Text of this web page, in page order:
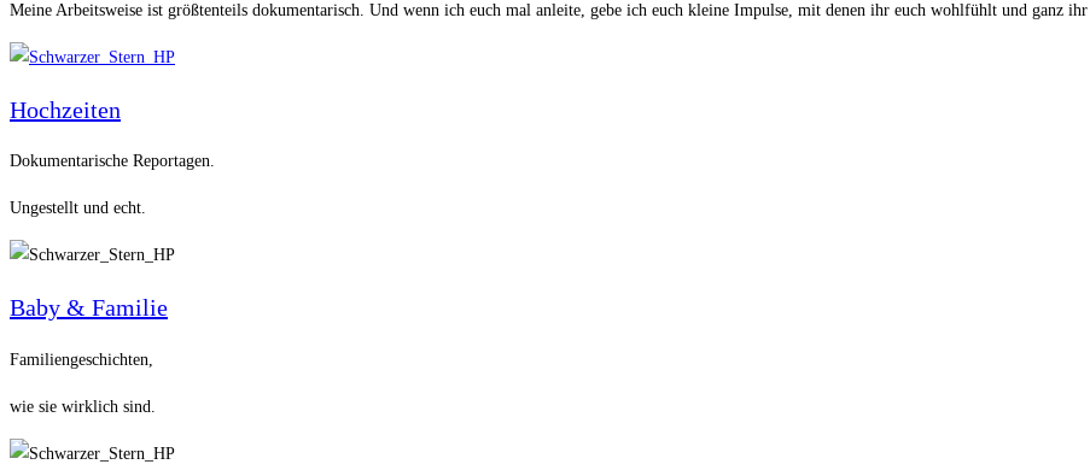
Meine Arbeitsweise ist größtenteils dokumentarisch. Und wenn ich euch mal anleite, gebe ich euch kleine Impulse, mit denen ihr euch wohlfühlt und ganz ihr
Hochzeiten
Dokumentarische Reportagen.
Ungestellt und echt.
Baby & Familie
Familiengeschichten,
wie sie wirklich sind.